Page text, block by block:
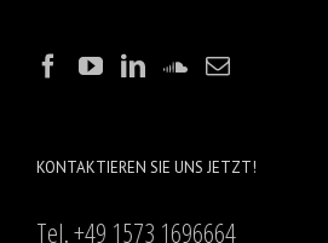
KONTAKTIEREN SIE UNS JETZT!
Tel. +49 1573 1696664